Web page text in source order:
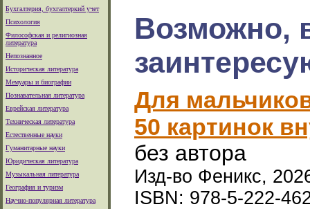
Бухгалтерия, бухгалтеркий учет
Психология
Философская и религиозная
литература
Непознанное
Историческая литература
Мемуары и биографии
Познавательная литература
Еврейская литература
Техническая литература
Естественные науки
Гуманитарные науки
Юридическая литература
Музыкальная литература
География и туризм
Научно-популярная литература
Возможно,
Для
50 картинок
без автора
Изд-во Феникс,
ISBN: 978-5-222-